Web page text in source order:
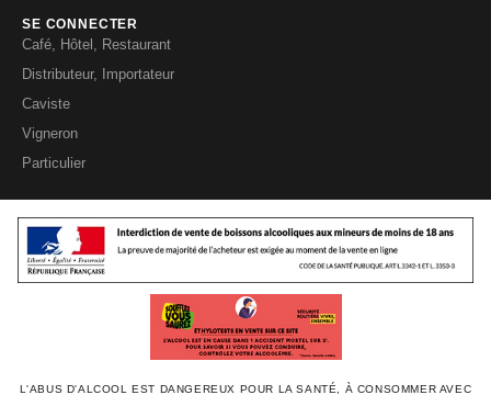
SE CONNECTER
Café, Hôtel, Restaurant
Distributeur, Importateur
Caviste
Vigneron
Particulier
L'ABUS D'ALCOOL EST DANGEREUX POUR LA SANTÉ, À CONSOMMER AVEC